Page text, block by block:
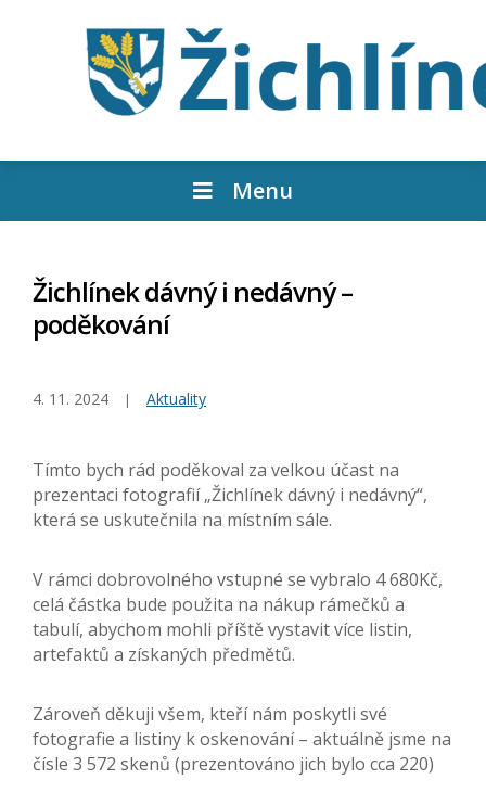
Menu
Žichlínek dávný i nedávný –
poděkování
4. 11. 2024 Aktuality
Tímto bych rád poděkoval za velkou účast na
prezentaci fotografií „Žichlínek dávný i nedávný“,
která se uskutečnila na místním sále.
V rámci dobrovolného vstupné se vybralo 4 680Kč,
celá částka bude použita na nákup rámečků a
tabulí, abychom mohli příště vystavit více listin,
artefaktů a získaných předmětů.
Zároveň děkuji všem, kteří nám poskytli své
fotografie a listiny k oskenování – aktuálně jsme na
čísle 3 572 skenů (prezentováno jich bylo cca 220)